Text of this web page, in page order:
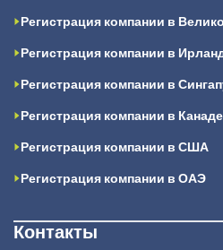
Регистрация компании в
Регистрация компании в
Регистрация компании в
Регистрация компании в Канаде
Регистрация компании в США
Регистрация компании в ОАЭ
Контакты